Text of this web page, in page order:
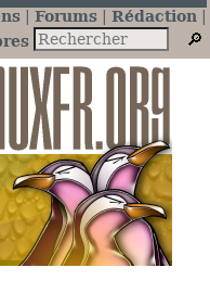
Forums
Rédaction